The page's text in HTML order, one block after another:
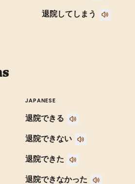
退院してしまう
JAPANESE
退院できる
退院できない
退院できた
退院できなかった